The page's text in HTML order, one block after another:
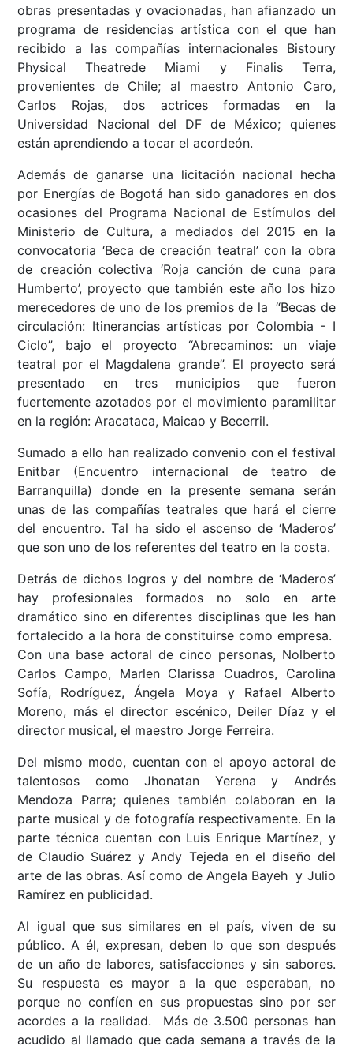
obras presentadas y ovacionadas, han afianzado un
programa de residencias artística con el que han
recibido a las compañías internacionales Bistoury
Physical Theatrede Miami y Finalis Terra,
provenientes de Chile; al maestro Antonio Caro,
Carlos Rojas, dos actrices formadas en la
Universidad Nacional del DF de México; quienes
están aprendiendo a tocar el acordeón.
Además de ganarse una licitación nacional hecha
por Energías de Bogotá han sido ganadores en dos
ocasiones del Programa Nacional de Estímulos del
Ministerio de Cultura, a mediados del 2015 en la
convocatoria ‘Beca de creación teatral’ con la obra
de creación colectiva ‘Roja canción de cuna para
Humberto’, proyecto que también este año los hizo
merecedores de uno de los premios de la “Becas de
circulación: Itinerancias artísticas por Colombia - I
Ciclo”, bajo el proyecto “Abrecaminos: un viaje
teatral por el Magdalena grande”. El proyecto será
presentado en tres municipios que fueron
fuertemente azotados por el movimiento paramilitar
en la región: Aracataca, Maicao y Becerril.
Sumado a ello han realizado convenio con el festival
Enitbar (Encuentro internacional de teatro de
Barranquilla) donde en la presente semana serán
unas de las compañías teatrales que hará el cierre
del encuentro. Tal ha sido el ascenso de ‘Maderos’
que son uno de los referentes del teatro en la costa.
Detrás de dichos logros y del nombre de ‘Maderos’
hay profesionales formados no solo en arte
dramático sino en diferentes disciplinas que les han
fortalecido a la hora de constituirse como empresa.
Con una base actoral de cinco personas, Nolberto
Carlos Campo, Marlen Clarissa Cuadros, Carolina
Sofía, Rodríguez, Ángela Moya y Rafael Alberto
Moreno, más el director escénico, Deiler Díaz y el
director musical, el maestro Jorge Ferreira.
Del mismo modo, cuentan con el apoyo actoral de
talentosos como Jhonatan Yerena y Andrés
Mendoza Parra; quienes también colaboran en la
parte musical y de fotografía respectivamente. En la
parte técnica cuentan con Luis Enrique Martínez, y
de Claudio Suárez y Andy Tejeda en el diseño del
arte de las obras. Así como de Angela Bayeh y Julio
Ramírez en publicidad.
Al igual que sus similares en el país, viven de su
público. A él, expresan, deben lo que son después
de un año de labores, satisfacciones y sin sabores.
Su respuesta es mayor a la que esperaban, no
porque no confíen en sus propuestas sino por ser
acordes a la realidad. Más de 3.500 personas han
acudido al llamado que cada semana a través de la